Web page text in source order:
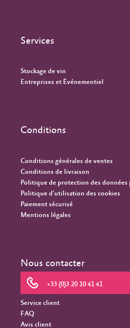
Services
Stockage de vin
Entreprises et Événementiel
Conditions
Conditions générales de ventes
Conditions de livraison
Politique de protection des données
Politique d'utilisation des cookies
Paiement sécurisé
Mentions légales
Nous contacter
+33 (0)3 20 10 41 41
Service client
FAQ
Avis client